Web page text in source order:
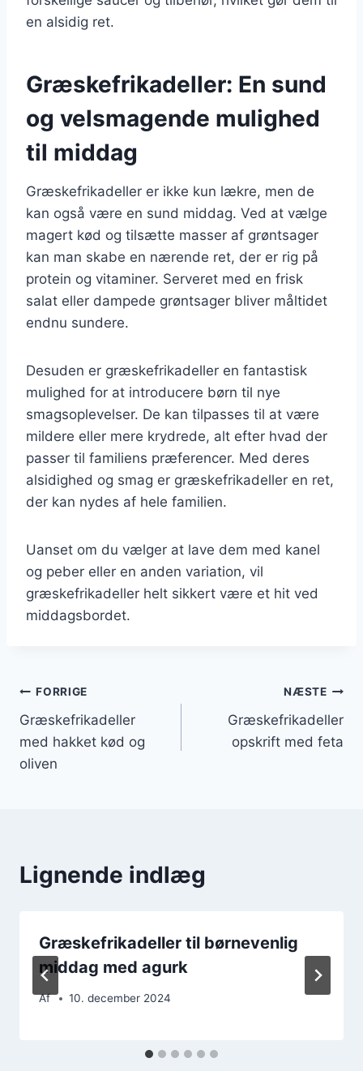
en alsidig ret.
Græskefrikadeller: En sund
og velsmagende mulighed
til middag
Græskefrikadeller er ikke kun lækre, men de
kan også være en sund middag. Ved at vælge
magert kød og tilsætte masser af grøntsager
kan man skabe en nærende ret, der er rig på
protein og vitaminer. Serveret med en frisk
salat eller dampede grøntsager bliver måltidet
endnu sundere.
Desuden er græskefrikadeller en fantastisk
mulighed for at introducere børn til nye
smagsoplevelser. De kan tilpasses til at være
mildere eller mere krydrede, alt efter hvad der
passer til familiens præferencer. Med deres
alsidighed og smag er græskefrikadeller en ret,
der kan nydes af hele familien.
Uanset om du vælger at lave dem med kanel
og peber eller en anden variation, vil
græskefrikadeller helt sikkert være et hit ved
middagsbordet.
Indlægsnavigation
FORRIGE
Græskefrikadeller
med hakket kød og
oliven
NÆSTE
Græskefrikadeller
opskrift med feta
Lignende indlæg
Græskefrikadeller til børnevenlig
middag med agurk
Af 10. december 2024